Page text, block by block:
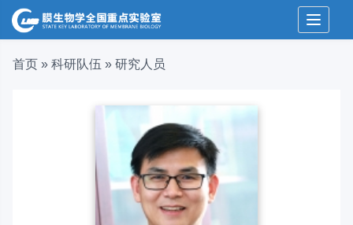
Toggle
首页 » 科研队伍 » 研究人员